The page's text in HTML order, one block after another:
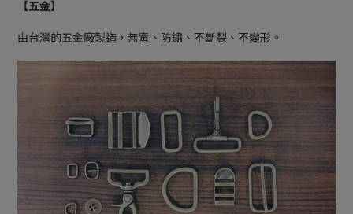
【五金】
由台灣的五金廠製造，無毒、防鏽、不斷裂、不變形。